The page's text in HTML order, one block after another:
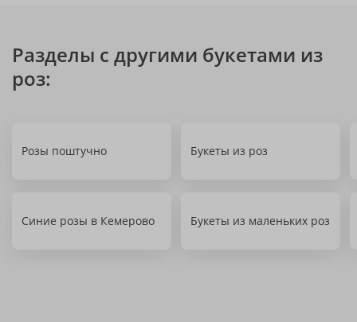
Разделы с другими букетами из
роз:
Розы поштучно Букеты из роз
Синие розы в Кемерово Букеты из маленьких роз